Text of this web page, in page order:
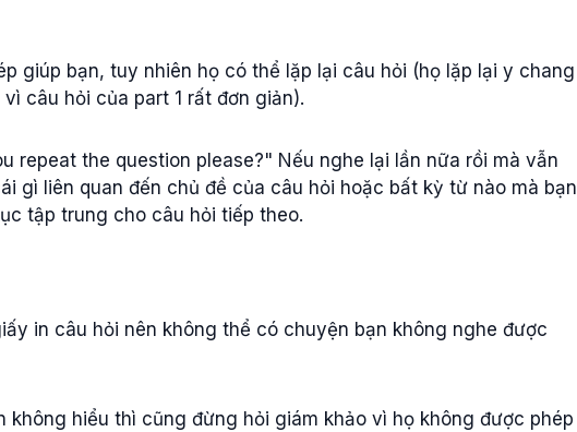
giúp bạn, tuy nhiên họ có thể lặp lại câu hỏi (họ lặp lại y chang
câu hỏi của part 1 rất đơn giản).
repeat the question please?" Nếu nghe lại lần nữa rồi mà vẫn
gì liên quan đến chủ đề của câu hỏi hoặc bất kỳ từ nào mà bạn
tập trung cho câu hỏi tiếp theo.
in câu hỏi nên không thể có chuyện bạn không nghe được
không hiểu thì cũng đừng hỏi giám khảo vì họ không được phép